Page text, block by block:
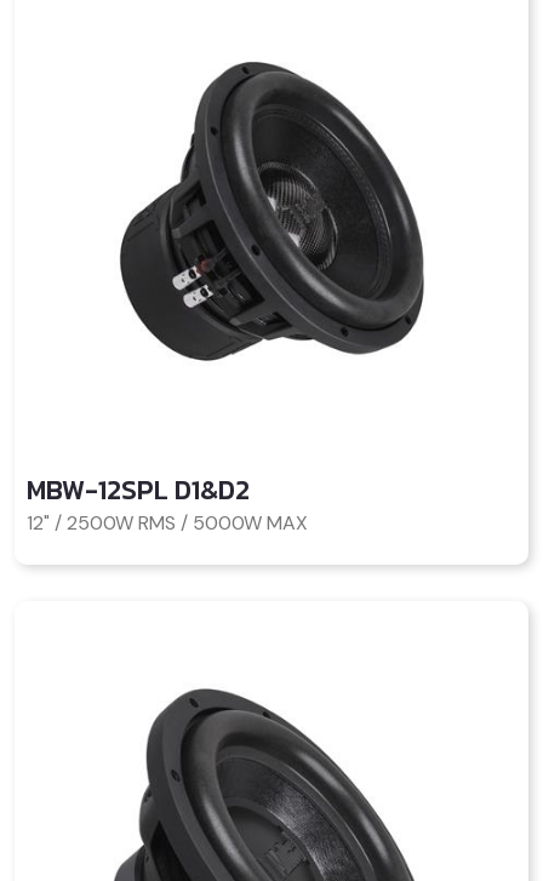
MBW-12SPL D1&D2
12" / 2500W RMS / 5000W MAX